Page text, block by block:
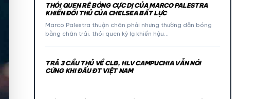
THÓI QUEN RÊ BÓNG CỰC DỊ CỦA MARCO PALESTRA
KHIẾN ĐỐI THỦ CỦA CHELSEA BẤT LỰC
Marco Palestra thuận chân phải nhưng thường dẫn bóng
bằng chân trái, thói quen kỳ lạ khiến hậu…
TRẢ 3 CẦU THỦ VỀ CLB, HLV CAMPUCHIA VẪN NÓI
CỨNG KHI ĐẤU ĐT VIỆT NAM